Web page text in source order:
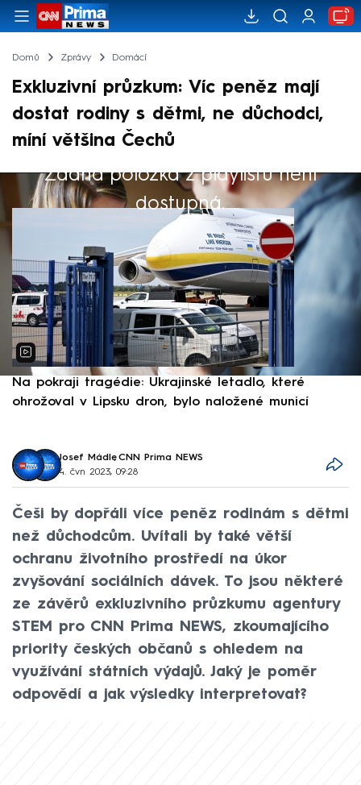
Domů Zprávy Domácí
Exkluzivní průzkum: Víc peněz mají
dostat rodiny s dětmi, ne důchodci,
míní většina Čechů
Žádná položka z playlistu není
dostupná.
Výběr redakce
Na pokraji tragédie: Ukrajinské letadlo, které
ohrožoval v Lipsku dron, bylo naložené municí
Josef Mádle, CNN Prima NEWS
4. čvn 2023, 09:28
Češi by dopřáli více peněz rodinám s dětmi
než důchodcům. Uvítali by také větší
ochranu životního prostředí na úkor
zvyšování sociálních dávek. To jsou některé
ze závěrů exkluzivního průzkumu agentury
STEM pro CNN Prima NEWS, zkoumajícího
priority českých občanů s ohledem na
využívání státních výdajů. Jaký je poměr
odpovědí a jak výsledky interpretovat?